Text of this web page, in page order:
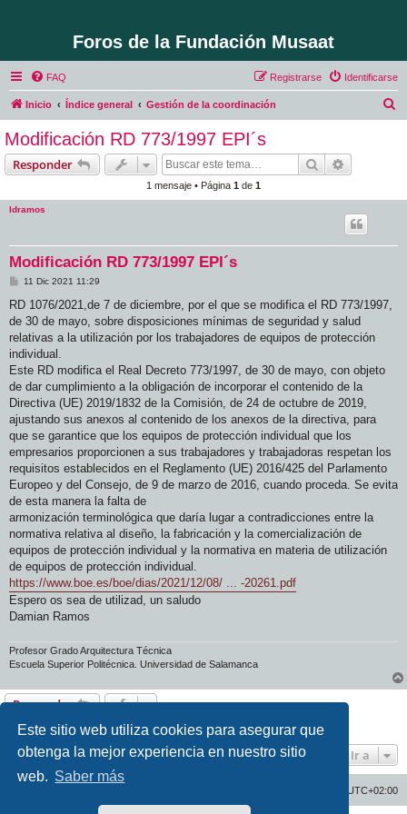
Este sitio web utiliza cookies para asegurar que
obtenga la mejor experiencia en nuestro sitio
web. Saber más
Foros de la Fundación Musaat
FAQ Identificarse
Registrarse
Inicio Índice general Gestión de la coordinación
Modificación RD 773/1997 EPI´s
Responder Buscar
1 mensaje • Página 1 de 1
ldramos
Modificación RD 773/1997 EPI´s
M
n
a
j
11 Dic 2021 11:29
RD 1076/2021,de 7 de diciembre, por el que se modifica el RD 773/1997,
de 30 de mayo, sobre disposiciones mínimas de seguridad y salud
relativas a la utilización por los trabajadores de equipos de protección
individual.
Este RD modifica el Real Decreto 773/1997, de 30 de mayo, con objeto
de dar cumplimiento a la obligación de incorporar el contenido de la
Directiva (UE) 2019/1832 de la Comisión, de 24 de octubre de 2019,
ajustando sus anexos al contenido de los anexos de la directiva, para
que se garantice que los equipos de protección individual que los
empresarios proporcionen a sus trabajadores y trabajadoras respetan los
requisitos establecidos en el Reglamento (UE) 2016/425 del Parlamento
Europeo y del Consejo, de 9 de marzo de 2016, cuando proceda. Se evita
de esta manera la falta de
armonización terminológica que daría lugar a contradicciones entre la
normativa relativa al diseño, la fabricación y la comercialización de
equipos de protección individual y la normativa en materia de utilización
de equipos de protección individual.
https://www.boe.es/boe/dias/2021/12/08/ ... -20261.pdf
Espero os sea de utilizad, un saludo
Damian Ramos
Profesor Grado Arquitectura Técnica
Escuela Superior Politécnica. Universidad de Salamanca
Responder
1 mensaje • Página de 1
Ir a
UTC+02:00